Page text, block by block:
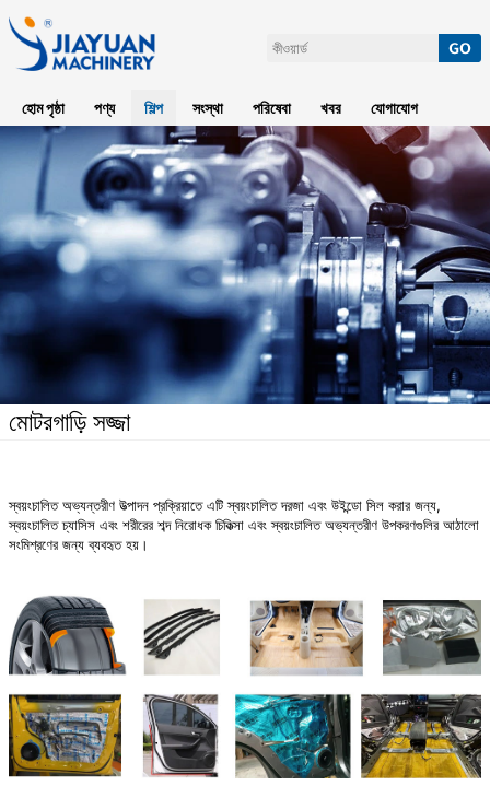
হোম পৃষ্ঠা পণ্য শিল্প সংস্থা পরিষেবা খবর যোগাযোগ
মোটরগাড়ি সজ্জা
স্বয়ংচালিত অভ্যন্তরীণ উত্পাদন প্রক্রিয়াতে এটি স্বয়ংচালিত দরজা এবং উইন্ডো সিল করার জন্য,
স্বয়ংচালিত চ্যাসিস এবং শরীরের শব্দ নিরোধক চিকিত্সা এবং স্বয়ংচালিত অভ্যন্তরীণ উপকরণগুলির আঠালো
সংমিশ্রণের জন্য ব্যবহৃত হয়।